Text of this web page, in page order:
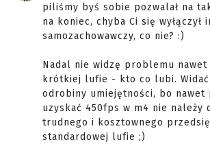
piliśmy byś sobie pozwalał na
na koniec, chyba Ci się wyłączył
samozachowawczy, co nie? :)
Nadal nie widzę problemu nawet
krótkiej lufie - kto co lubi. Widać
odrobiny umiejętności, bo nawet
uzyskać 450fps w m4 nie należy
trudnego i kosztownego
standardowej lufie ;)